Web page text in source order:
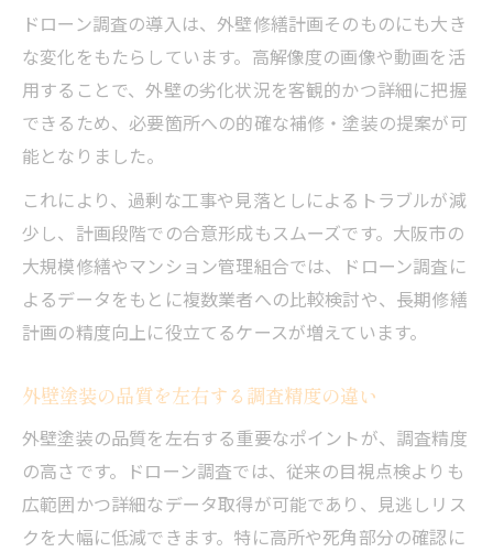
ドローン調査の導入は、外壁修繕計画そのものにも大き
な変化をもたらしています。高解像度の画像や動画を活
用することで、外壁の劣化状況を客観的かつ詳細に把握
できるため、必要箇所への的確な補修・塗装の提案が可
能となりました。
これにより、過剰な工事や見落としによるトラブルが減
少し、計画段階での合意形成もスムーズです。大阪市の
大規模修繕やマンション管理組合では、ドローン調査に
よるデータをもとに複数業者への比較検討や、長期修繕
計画の精度向上に役立てるケースが増えています。
外壁塗装の品質を左右する調査精度の違い
外壁塗装の品質を左右する重要なポイントが、調査精度
の高さです。ドローン調査では、従来の目視点検よりも
広範囲かつ詳細なデータ取得が可能であり、見逃しリス
クを大幅に低減できます。特に高所や死角部分の確認に